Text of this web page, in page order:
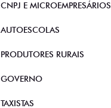
CNPJ E MICROEMPRESÁRIOS
AUTOESCOLAS
PRODUTORES RURAIS
GOVERNO
TAXISTAS